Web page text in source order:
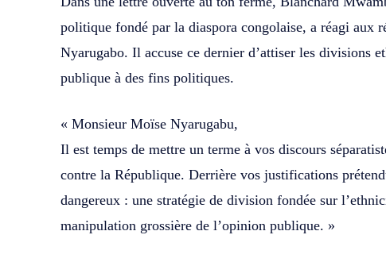
politique fondé par la diaspora congolaise, a réagi aux
Nyarugabo. Il accuse ce dernier d’attiser les divisions
publique à des fins politiques.
« Monsieur Moïse Nyarugabu,
Il est temps de mettre un terme à vos discours
contre la République. Derrière vos justifications
dangereux : une stratégie de division fondée sur
manipulation grossière de l’opinion publique. »